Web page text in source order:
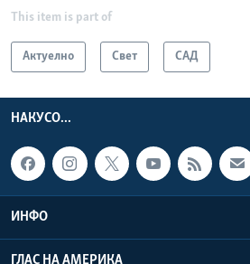
This item is part of
Актуелно Свет САД
НАКУСО...
ИНФО
ГЛАС НА АМЕРИКА